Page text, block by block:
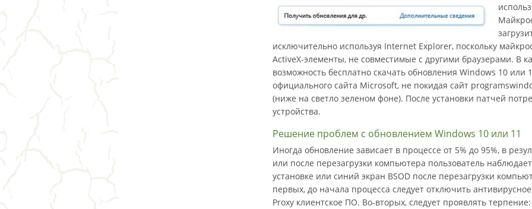
исключительно используя Internet Explorer, поскольку
ActiveX-элементы, не совместимые с другими браузерами. В
возможность бесплатно скачать обновления Windows 10
официального сайта Microsoft, не покидая сайт
(ниже на светло зеленом фоне). После установки патчей
устройства.
Решение проблем с обновлением Windows 10 или 11
Иногда обновление зависает в процессе от 5% до 95%, в
или после перезагрузки компьютера пользователь
установке или синий экран BSOD после перезагрузки
первых, до начала процесса следует отключить
Proxy клиентское ПО. Во-вторых, следует проявлять